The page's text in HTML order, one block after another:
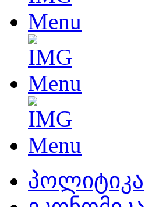
პოლიტიკა